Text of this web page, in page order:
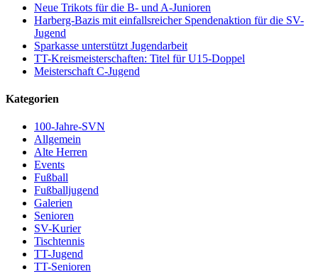
Neue Trikots für die B- und A-Junioren
Harberg-Bazis mit einfallsreicher Spendenaktion für die SV-
Jugend
Sparkasse unterstützt Jugendarbeit
TT-Kreismeisterschaften: Titel für U15-Doppel
Meisterschaft C-Jugend
Kategorien
100-Jahre-SVN
Allgemein
Alte Herren
Events
Fußball
Fußballjugend
Galerien
Senioren
SV-Kurier
Tischtennis
TT-Jugend
TT-Senioren